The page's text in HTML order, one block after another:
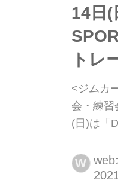
14日(
トレ
<ジムカ
会・練習
(日)は「
習会!「
ーナト
W web